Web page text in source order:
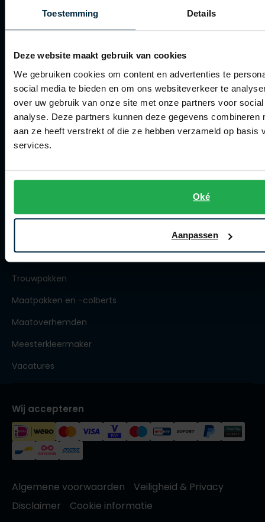
Toestemming Details
Deze website maakt gebruik van cookies
We gebruiken cookies om content en advertenties te
social media te bieden en om ons websiteverkeer te
over uw gebruik van onze site met onze partners voor
analyse. Deze partners kunnen deze gegevens combineren
aan ze heeft verstrekt of die ze hebben verzameld op basis
services.
Oké
Aanpassen
Roy Robson
Schiesser
Secrid
Slater
State of Art
Superdry
Tommy Hilfiger
Actievoorwaarden
Artikelonderhoud
Winkel
Openingstijden
Contact winkel
Over Spierings
Lengtematen herenkleding
Trouwpakken
Maatpakken en -colberts
Maatoverhemden
Meesterkleermaker
Vacatures
Wij accepteren
Algemene voorwaarden
Veiligheid & Privacy
Disclaimer
Cookie informatie